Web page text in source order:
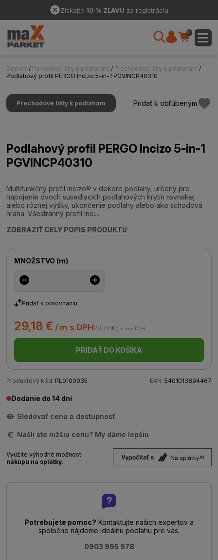
Získajte 10 % ZĽAVU za registráciu
0
Domov / Parketové lišty k podlahám / Prechodové lišty k podlahám /
Podlahový profil PERGO Incizo 5-in-1 PGVINCP40310
Prechodové lišty k podlahám Pridať k obľúbeným
Podlahový profil PERGO Incizo 5-in-1
PGVINCP40310
Multifunkčný profil Incizo® v dekore podlahy, určený pre
napojenie dvoch susediacich podlahových krytín rovnakej
alebo rôznej výšky, ukončenie podlahy alebo ako schodová
hrana. Všestranný profil Inci...
ZOBRAZIŤ CELÝ POPIS PRODUKTU
MNOŽSTVO (m)
Pridať k porovnaniu
29,18 € / m s DPH23,72 € / m bez DPH
PRIDAŤ DO KOŠÍKA
Produktový kód: PL0100035 EAN: 5401013894467
Dodanie do 14 dní
Sledovať cenu a dostupnosť
Našli ste nižšiu cenu? My dáme lepšiu
Využite výhodné možnosti
nákupu na splátky.
Potrebujete pomoc? Kontaktujte našich expertov a
spoločne nájdeme ideálnu podlahu pre vás.
0903 995 978